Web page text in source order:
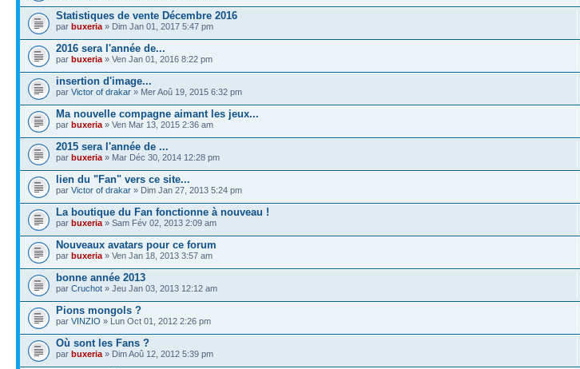
Statistiques de vente Décembre 2016
par buxeria » Dim Jan 01, 2017 5:47 pm
2016 sera l'année de...
par buxeria » Ven Jan 01, 2016 8:22 pm
insertion d'image...
par Victor of drakar » Mer Aoû 19, 2015 6:32 pm
Ma nouvelle compagne aimant les jeux...
par buxeria » Ven Mar 13, 2015 2:36 am
2015 sera l'année de ...
par buxeria » Mar Déc 30, 2014 12:28 pm
lien du "Fan" vers ce site...
par Victor of drakar » Dim Jan 27, 2013 5:24 pm
La boutique du Fan fonctionne à nouveau !
par buxeria » Sam Fév 02, 2013 2:09 am
Nouveaux avatars pour ce forum
par buxeria » Ven Jan 18, 2013 3:57 am
bonne année 2013
par Cruchot » Jeu Jan 03, 2013 12:12 am
Pions mongols ?
par VINZIO » Lun Oct 01, 2012 2:26 pm
Où sont les Fans ?
par buxeria » Dim Aoû 12, 2012 5:39 pm